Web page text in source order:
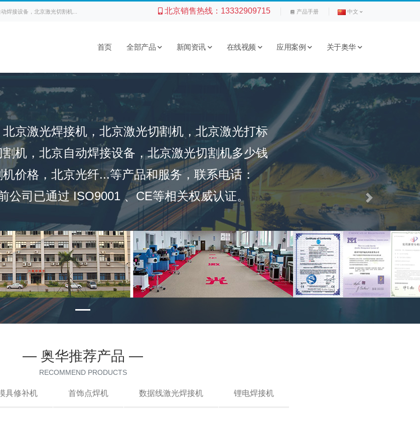
焊接设备，北京激光切割机... 北京销售热线： 13332909715 产品手册 中文
首页 全部产品 新闻资讯 在线视频 应用案例 关于奥华
京激光焊接机，北京激光切割机，北京激光打标
机，北京自动焊接设备，北京激光切割机多少钱
价格，北京光纤...等产品和服务，联系电话：
公司已通过 ISO9001 、CE等相关权威认证。
Next
— 奥华推荐产品 —
RECOMMEND PRODUCTS
具修补机 首饰点焊机 数据线激光焊接机 锂电焊接机